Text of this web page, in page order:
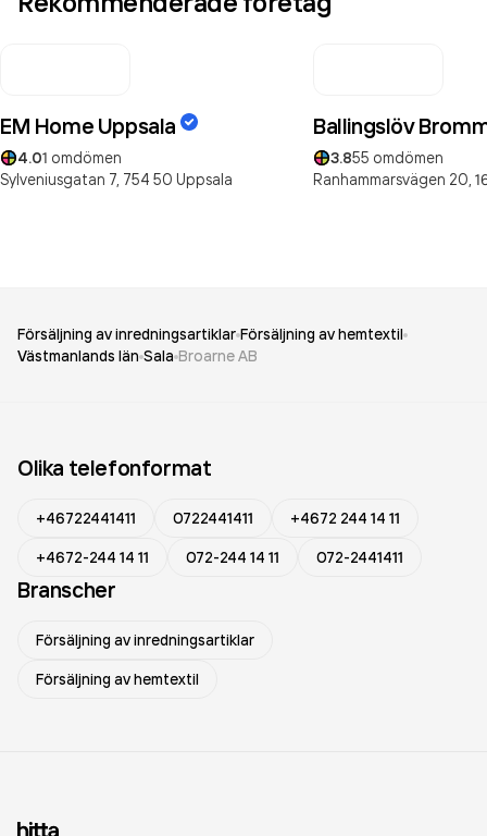
EM Home Uppsala
4.01 omdömen
Sylveniusgatan 7, 754 50 Uppsala
Ballingslöv
3.855 omdömen
Ranhammarsvägen 20,
Försäljning av inredningsartiklar Försäljning av hemtextil
Västmanlands län Sala Broarne AB
Olika telefonformat
+46722441411 0722441411
+4672 244 14 11
+4672-244 14 11
072-244 14 11 072-2441411
Branscher
Försäljning av inredningsartiklar
Försäljning av hemtextil